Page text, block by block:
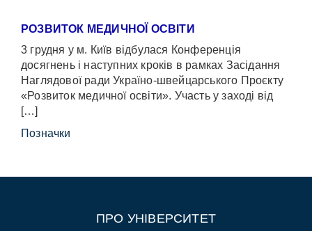
РОЗВИТОК МЕДИЧНОЇ ОСВІТИ
3 грудня у м. Київ відбулася Конференція
досягнень і наступних кроків в рамках Засідання
Наглядової ради Україно-швейцарського Проєкту
«Розвиток медичної освіти». Участь у заході від
[…]
Позначки
ПРО УНІВЕРСИТЕТ